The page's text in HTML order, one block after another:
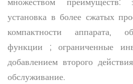
установка в более сжатых
компактности аппарата,
функции ; ограниченные
добавлением второго
обслуживание.